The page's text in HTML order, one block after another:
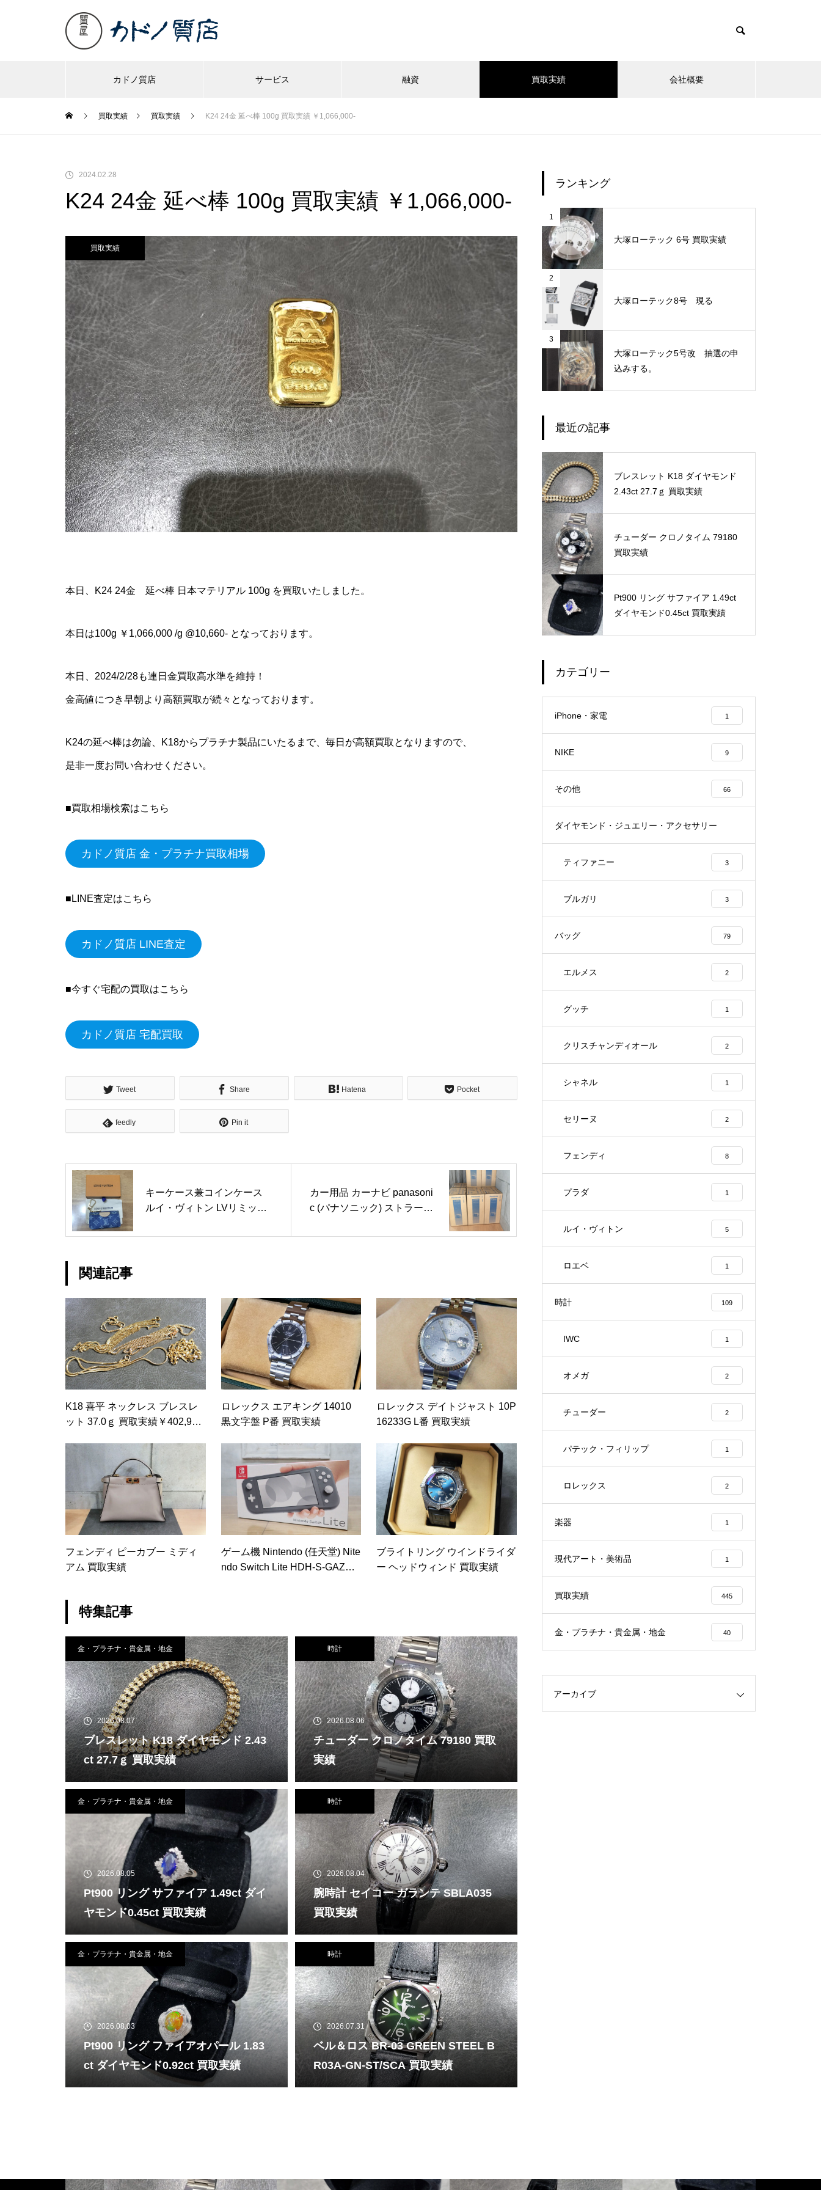
カドノ質店 サービス 融資 買取実績 会社概要
買取実績 買取実績 K24 24金 延べ棒 100g 買取実績 ￥1,066,000-
2024.02.28
K24 24金 延べ棒 100g 買取実績 ￥1,066,000-
買取実績
本日、K24 24金 延べ棒 日本マテリアル 100g を買取いたしました。
本日は100g ￥1,066,000 /g @10,660- となっております。
本日、2024/2/28も連日金買取高水準を維持！
金高値につき早朝より高額買取が続々となっております。
K24の延べ棒は勿論、K18からプラチナ製品にいたるまで、毎日が高額買取となりますので、
是非一度お問い合わせください。
■買取相場検索はこちら
カドノ質店 金・プラチナ買取相場
■LINE査定はこちら
カドノ質店 LINE査定
■今すぐ宅配の買取はこちら
カドノ質店 宅配買取
Tweet Share Hatena Pocket
feedly Pin it
キーケース兼コインケース
ルイ・ヴィトン LVリミック
買取実績 ￥62,000-
カー用品 カーナビ panasoni
c (パナソニック) ストラーダ
43,200-
関連記事
K18 喜平 ネックレス ブレスレ
ット 37.0ｇ 買取実績￥402,930
ロレックス エアキング 14010
黒文字盤 P番 買取実績
ロレックス デイトジャスト 10P
16233G L番 買取実績
フェンディ ピーカブー ミディ
アム 買取実績
ゲーム機 Nintendo (任天堂) Nite
ndo Switch Lite HDH-S-GAZAA
ブライトリング ウインドライダ
ー ヘッドウィンド 買取実績
特集記事
金・プラチナ・貴金属・地金
2026.08.07
ブレスレット K18 ダイヤモンド 2.43
ct 27.7ｇ 買取実績
時計
2026.08.06
チューダー クロノタイム 79180 買取
実績
金・プラチナ・貴金属・地金
2026.08.05
Pt900 リング サファイア 1.49ct ダイ
ヤモンド0.45ct 買取実績
時計
2026.08.04
腕時計 セイコー ガランテ SBLA035
買取実績
金・プラチナ・貴金属・地金
2026.08.03
Pt900 リング ファイアオパール 1.83
ct ダイヤモンド0.92ct 買取実績
時計
2026.07.31
ベル＆ロス BR-03 GREEN STEEL B
R03A-GN-ST/SCA 買取実績
ランキング
1
大塚ローテック 6号 買取実績
2
大塚ローテック8号 現る
3
大塚ローテック5号改 抽選の申
込みする。
最近の記事
ブレスレット K18 ダイヤモンド
2.43ct 27.7ｇ 買取実績
チューダー クロノタイム 79180
買取実績
Pt900 リング サファイア 1.49ct
ダイヤモンド0.45ct 買取実績
カテゴリー
iPhone・家電 1
NIKE 9
その他 66
ダイヤモンド・ジュエリー・アクセサリー
ティファニー 3
ブルガリ 3
バッグ 79
エルメス 2
グッチ 1
クリスチャンディオール 2
シャネル 1
セリーヌ 2
フェンディ 8
プラダ 1
ルイ・ヴィトン 5
ロエベ 1
時計 109
IWC 1
オメガ 2
チューダー 2
パテック・フィリップ 1
ロレックス 2
楽器 1
現代アート・美術品 1
買取実績 445
金・プラチナ・貴金属・地金 40
アーカイブ